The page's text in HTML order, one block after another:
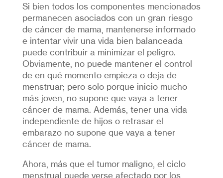
Si bien todos los componentes mencionados
permanecen asociados con un gran riesgo
de cáncer de mama, mantenerse informado
e intentar vivir una vida bien balanceada
puede contribuir a minimizar el peligro.
Obviamente, no puede mantener el control
de en qué momento empieza o deja de
menstruar; pero solo porque inicio mucho
más joven, no supone que vaya a tener
cáncer de mama. Además, tener una vida
independiente de hijos o retrasar el
embarazo no supone que vaya a tener
cáncer de mama.
Ahora, más que el tumor maligno, el ciclo
menstrual puede verse afectado por los